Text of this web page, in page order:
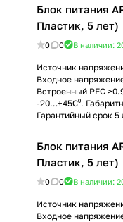
Блок питания
Пластик, 5 лет)
0 0 В наличии:
Источник
Входное
Встроенный PFC
-20…+45C⁰.
Гарантийный срок 5
Блок питания
Пластик, 5 лет)
0 0 В наличии:
Источник
Входное